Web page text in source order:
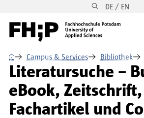
Direkt zur Hauptnavigation DE / EN
⌂ Campus & Services Bibliothek
Literatursuche –
eBook, Zeitschrift,
Fachartikel und